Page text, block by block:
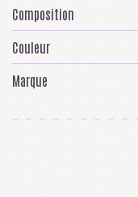
Composition
Couleur
Marque